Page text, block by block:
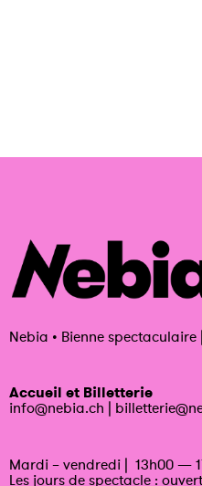
Nebia • Bienne spectaculaire
Accueil et Billetterie
info@nebia.ch |
Mardi – vendredi | 13h00 —
Les jours de spectacle :